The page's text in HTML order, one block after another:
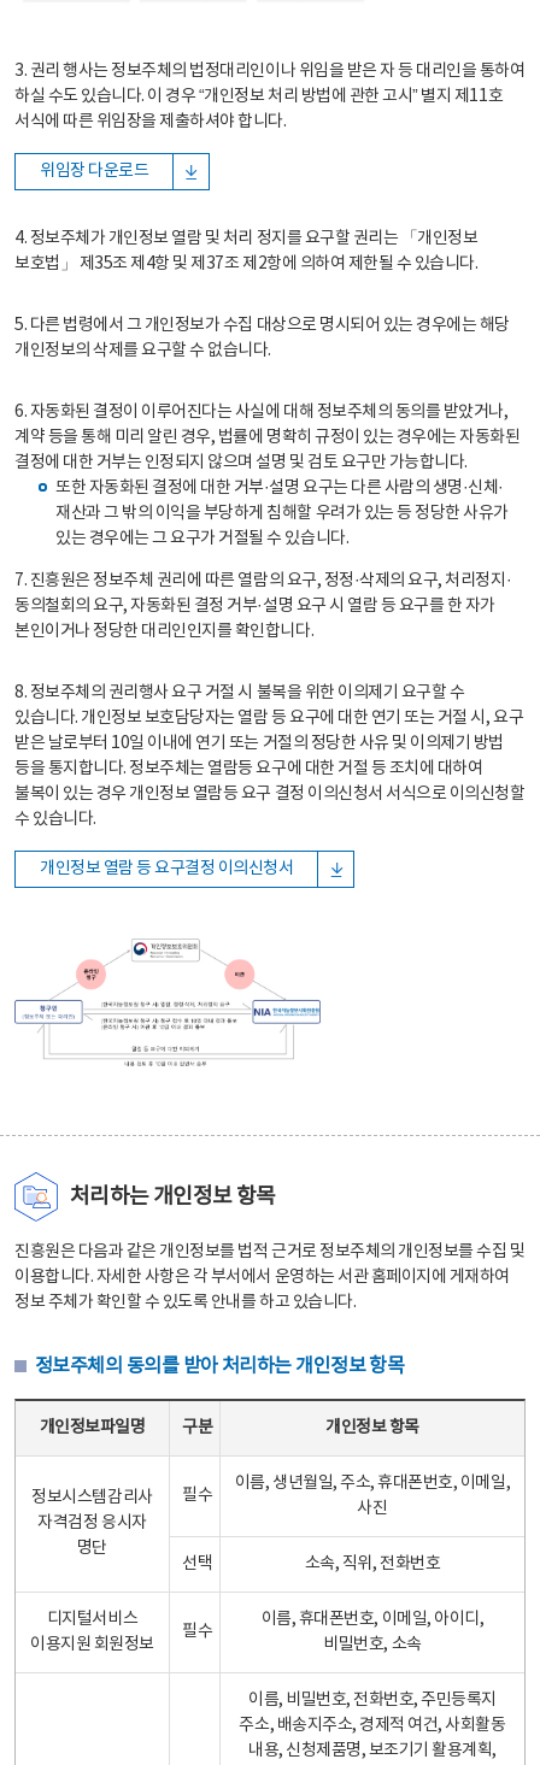
3. 권리 행사는 정보주체의 법정대리인이나 위임을 받은 자 등 대리인을 통하여
하실 수도 있습니다. 이 경우 “개인정보 처리 방법에 관한 고시” 별지 제11호
서식에 따른 위임장을 제출하셔야 합니다.
위임장 다운로드
4. 정보주체가 개인정보 열람 및 처리 정지를 요구할 권리는 「개인정보
보호법」 제35조 제4항 및 제37조 제2항에 의하여 제한될 수 있습니다.
5. 다른 법령에서 그 개인정보가 수집 대상으로 명시되어 있는 경우에는 해당
개인정보의 삭제를 요구할 수 없습니다.
6. 자동화된 결정이 이루어진다는 사실에 대해 정보주체의 동의를 받았거나,
계약 등을 통해 미리 알린 경우, 법률에 명확히 규정이 있는 경우에는 자동화된
결정에 대한 거부는 인정되지 않으며 설명 및 검토 요구만 가능합니다.
또한 자동화된 결정에 대한 거부·설명 요구는 다른 사람의 생명·신체·
재산과 그 밖의 이익을 부당하게 침해할 우려가 있는 등 정당한 사유가
있는 경우에는 그 요구가 거절될 수 있습니다.
7. 진흥원은 정보주체 권리에 따른 열람의 요구, 정정·삭제의 요구, 처리정지·
동의철회의 요구, 자동화된 결정 거부·설명 요구 시 열람 등 요구를 한 자가
본인이거나 정당한 대리인인지를 확인합니다.
8. 정보주체의 권리행사 요구 거절 시 불복을 위한 이의제기 요구할 수
있습니다. 개인정보 보호담당자는 열람 등 요구에 대한 연기 또는 거절 시, 요구
받은 날로부터 10일 이내에 연기 또는 거절의 정당한 사유 및 이의제기 방법
등을 통지합니다. 정보주체는 열람등 요구에 대한 거절 등 조치에 대하여
불복이 있는 경우 개인정보 열람등 요구 결정 이의신청서 서식으로 이의신청할
수 있습니다.
개인정보 열람 등 요구결정 이의신청서
처리하는 개인정보 항목
진흥원은 다음과 같은 개인정보를 법적 근거로 정보주체의 개인정보를 수집 및
이용합니다. 자세한 사항은 각 부서에서 운영하는 서관 홈페이지에 게재하여
정보 주체가 확인할 수 있도록 안내를 하고 있습니다.
정보주체의 동의를 받아 처리하는 개인정보 항목
개인정보파일명 구분 개인정보 항목
정보시스템감리사
자격검정 응시자
명단
필수
이름, 생년월일, 주소, 휴대폰번호, 이메일,
사진
선택 소속, 직위, 전화번호
디지털서비스
이용지원 회원정보
필수
이름, 휴대폰번호, 이메일, 아이디,
비밀번호, 소속
이름, 비밀번호, 전화번호, 주민등록지
주소, 배송지주소, 경제적 여건, 사회활동
내용, 신청제품명, 보조기기 활용계획,